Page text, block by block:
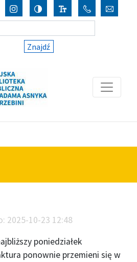
Znajdź
2025-10-23 12:48
poniedziałek
ponownie przemieni się w